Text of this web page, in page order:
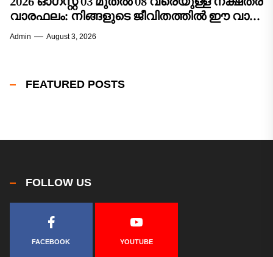
വാരഫലം: നിങ്ങളുടെ ജീവിതത്തിൽ ഈ വാരം
വരുത്തുന്ന മാറ്റങ്ങൾ എന്തൊക്കെ?
Admin August 3, 2026
FEATURED POSTS
FOLLOW US
FACEBOOK YOUTUBE